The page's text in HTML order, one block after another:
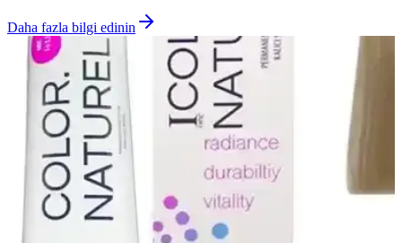
Daha fazla bilgi edinin